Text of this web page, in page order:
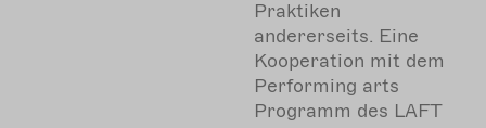
Praktiken
andererseits. Eine
Kooperation mit dem
Performing arts
Programm des LAFT